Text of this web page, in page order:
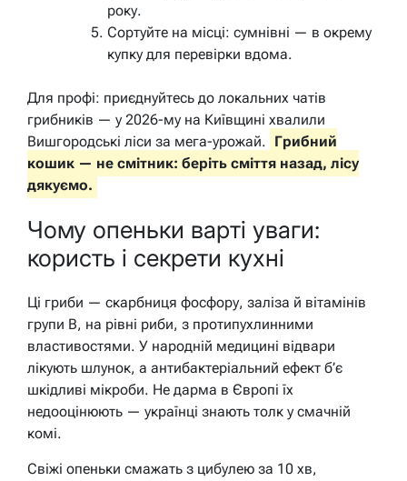
року.
Сортуйте на місці: сумнівні — в окрему
купку для перевірки вдома.
Для профі: приєднуйтесь до локальних чатів
грибників — у 2026-му на Київщині хвалили
Вишгородські ліси за мега-урожай.
Грибний
кошик — не смітник: беріть сміття назад, лісу
дякуємо.
Чому опеньки варті уваги:
користь і секрети кухні
Ці гриби — скарбниця фосфору, заліза й вітамінів
групи B, на рівні риби, з протипухлинними
властивостями. У народній медицині відвари
лікують шлунок, а антибактеріальний ефект б’є
шкідливі мікроби. Не дарма в Європі їх
недооцінюють — українці знають толк у смачній
комі.
Свіжі опеньки смажать з цибулею за 10 хв,